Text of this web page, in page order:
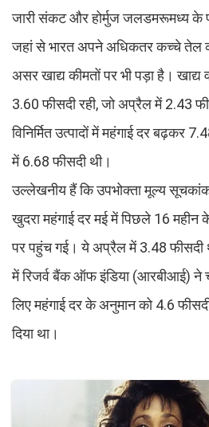
जारी संकट और होर्मुज जलडमरूमध्य के
जहां से भारत अपने अधिकतर कच्चे तेल
असर खाद्य कीमतों पर भी पड़ा है।
3.60 फीसदी रही, जो अप्रैल में 2.43
विनिर्मित उत्पादों में महंगाई दर बढ़कर
में 6.68 फीसदी थी।
उल्लेखनीय हैं कि उपभोक्ता मूल्य
खुदरा महंगाई दर मई में पिछले 16
पर पहुंच गई। ये अप्रैल में 3.48
में रिजर्व बैंक ऑफ इंडिया (आरबीआई) ने
लिए महंगाई दर के अनुमान को 4.6
दिया था।